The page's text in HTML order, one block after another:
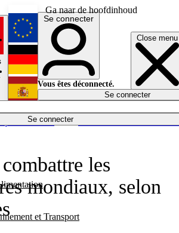
Ga naar de hoofdinhoud
Close menu
Se connecter
et Transport
Économie
English
Deutsch
Español
Se connecter
Vous êtes déconnecté.
Se connecter
les
mondiaux, selon